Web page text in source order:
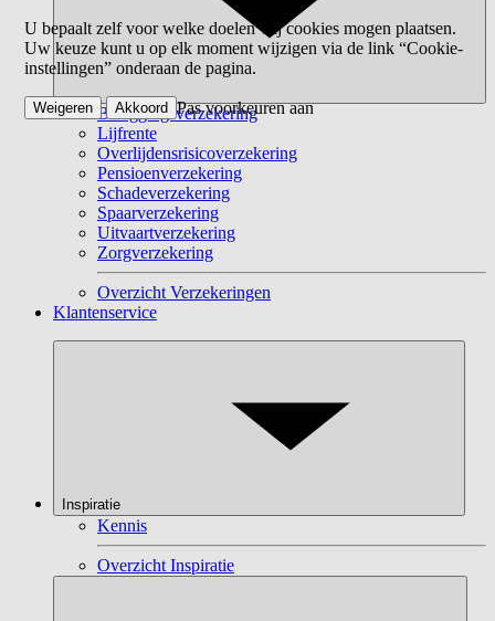
Beleggingsverzekering
Lijfrente
Overlijdensrisicoverzekering
Pensioenverzekering
Schadeverzekering
Spaarverzekering
Uitvaartverzekering
Zorgverzekering
Overzicht Verzekeringen
Klantenservice
Inspiratie
Kennis
Overzicht Inspiratie
U bepaalt zelf voor welke doelen wij cookies mogen plaatsen.
Uw keuze kunt u op elk moment wijzigen via de link “Cookie-
instellingen” onderaan de pagina.
Pas voorkeuren aan
Weigeren Akkoord